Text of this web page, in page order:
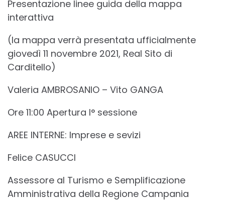
Presentazione linee guida della mappa
interattiva
(la mappa verrà presentata ufficialmente
giovedì 11 novembre 2021, Real Sito di
Carditello)
Valeria AMBROSANIO – Vito GANGA
Ore 11:00 Apertura I° sessione
AREE INTERNE: Imprese e sevizi
Felice CASUCCI
Assessore al Turismo e Semplificazione
Amministrativa della Regione Campania